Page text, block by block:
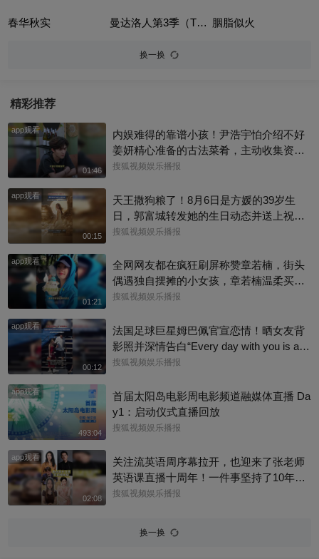
春华秋实 曼达洛人第3季（The Mandalorian Season 3） 胭脂似火
换一换
精彩推荐
app观看
01:46
内娱难得的靠谱小孩！尹浩宇怕介绍不好
姜妍精心准备的古法菜肴，主动收集资料
做PDF菜单，标注菜品地域背景配图，连
中餐厅这个暖心片段！#尹浩宇 #姜妍
搜狐视频娱乐播报
app观看
00:15
天王撒狗粮了！8月6日是方媛的39岁生
日，郭富城转发她的生日动态并送上祝
福：“祝老婆生日快乐，身体健康，心想事
甜蜜幸福~
搜狐视频娱乐播报
app观看
01:21
全网网友都在疯狂刷屏称赞章若楠，街头
偶遇独自摆摊的小女孩，章若楠温柔买下
全部小羊，全程弯腰平视小朋友，一举一
包，是她照顾到小孩的自尊心，平等对
待，善意又体面，这种细碎的善意真的很
圈粉～@星同事 @搜狐综艺 @明星狐 #章
搜狐视频娱乐播报
app观看
00:12
法国足球巨星姆巴佩官宣恋情！晒女友背
影照并深情告白“Every day with you is a s
unny day. 有你在的每一天 都是晴天”，据
西托，出演《名校风暴》，祝福祝福~@搜
狐体育 @搜狐跑步 @小申小申
搜狐视频娱乐播报
app观看
493:04
首届太阳岛电影周电影频道融媒体直播 Da
y1：启动仪式直播回放
搜狐视频娱乐播报
app观看
02:08
关注流英语周序幕拉开，也迎来了张老师
英语课直播十周年！一件事坚持了10年真
的太酷了，大家有没有跟着张老师的课
味儿了，飙英文的片段甚至堪比口语范
搜狐视频娱乐播报
换一换